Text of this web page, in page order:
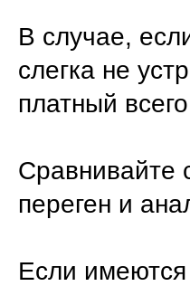
В случае,
слегка не
платный
Сравнивайте
переген и
Если имеются